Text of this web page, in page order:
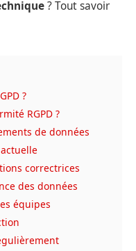
? Tout savoir
?
RGPD ?
de données
correctrices
des données
équipes